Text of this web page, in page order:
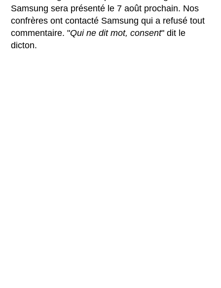
Samsung sera présenté le 7 août prochain. Nos
confrères ont contacté Samsung qui a refusé tout
commentaire. "Qui ne dit mot, consent" dit le
dicton.